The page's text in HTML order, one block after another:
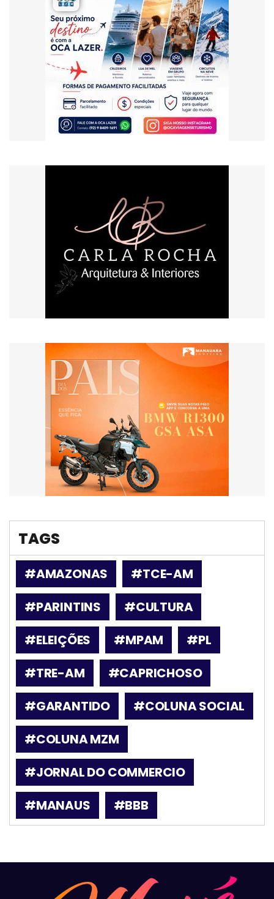
TAGS
#AMAZONAS
#TCE-AM
#PARINTINS
#CULTURA
#ELEIÇÕES
#MPAM
#PL
#TRE-AM
#CAPRICHOSO
#GARANTIDO
#COLUNA SOCIAL
#COLUNA MZM
#JORNAL DO COMMERCIO
#MANAUS
#BBB